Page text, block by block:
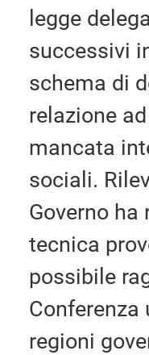
legge
successivi
schema di
relazione
mancata
sociali.
Governo
tecnica
possibile
regioni